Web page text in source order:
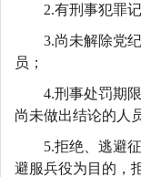
2.有刑事犯罪
3.尚未解除党
员；
4.刑事处罚期
尚未做出结论的人
5.拒绝、逃避
避服兵役为目的，